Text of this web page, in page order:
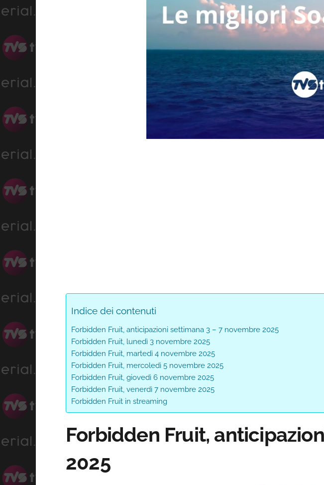
0%
0%
Indice dei contenuti
Forbidden Fruit, anticipazioni settimana 3 – 7 novembre 2025
Forbidden Fruit, lunedì 3 novembre 2025
Forbidden Fruit, martedì 4 novembre 2025
Forbidden Fruit, mercoledì 5 novembre 2025
Forbidden Fruit, giovedì 6 novembre 2025
Forbidden Fruit, venerdì 7 novembre 2025
Forbidden Fruit in streaming
Forbidden Fruit,
2025